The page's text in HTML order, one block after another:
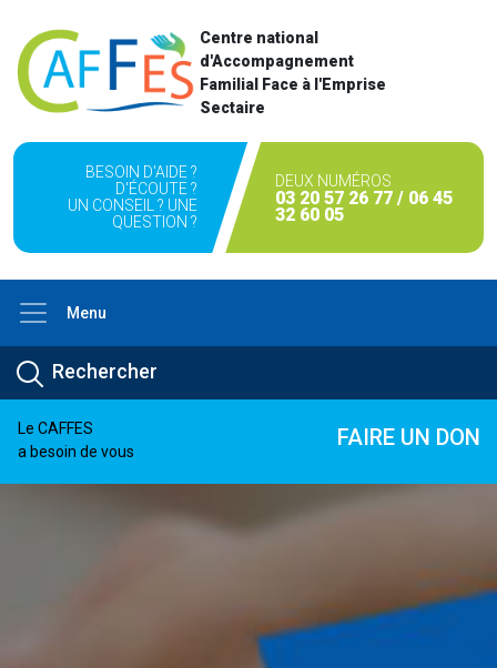
Centre national
d'Accompagnement
Familial Face à l'Emprise
Sectaire
BESOIN D'AIDE ?
D'ÉCOUTE ?
UN CONSEIL ? UNE
QUESTION ?
DEUX NUMÉROS
03 20 57 26 77 / 06 45
32 60 05
Menu
Le CAFFES
a besoin de vous
FAIRE UN DON